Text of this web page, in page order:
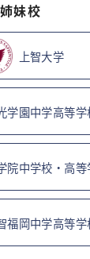
姉妹校
上智大学
学園中学高等学
院中学校・高等
福岡中学高等学